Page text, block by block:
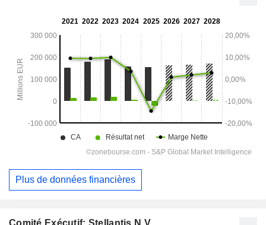
Comité Exécutif: Stellantis N.V.
Plus de données financières